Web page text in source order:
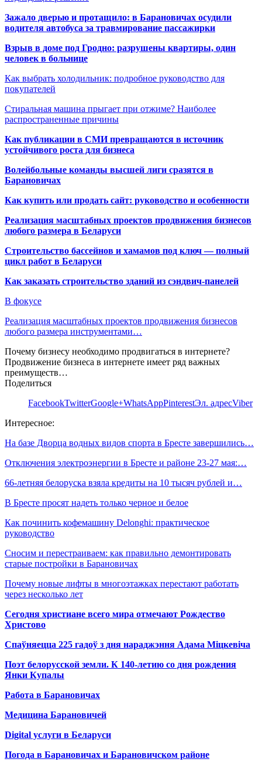
Зажало дверью и протащило: в Барановичах осудили
водителя автобуса за травмирование пассажирки
Взрыв в доме под Гродно: разрушены квартиры, один
человек в больнице
Как выбрать холодильник: подробное руководство для
покупателей
Стиральная машина прыгает при отжиме? Наиболее
распространенные причины
Как публикации в СМИ превращаются в источник
устойчивого роста для бизнеса
Волейбольные команды высшей лиги сразятся в
Барановичах
Как купить или продать сайт: руководство и особенности
Реализация масштабных проектов продвижения бизнесов
любого размера в Беларуси
Строительство бассейнов и хамамов под ключ — полный
цикл работ в Беларуси
Как заказать строительство зданий из сэндвич-панелей
В фокусе
Реализация масштабных проектов продвижения бизнесов
любого размера инструментами…
Почему бизнесу необходимо продвигаться в интернете?
Продвижение бизнеса в интернете имеет ряд важных
преимуществ…
Поделиться
FacebookTwitterGoogle+WhatsAppPinterestЭл. адресViber
Интересное:
На базе Дворца водных видов спорта в Бресте завершились…
Отключения электроэнергии в Бресте и районе 23-27 мая:…
66-летняя белоруска взяла кредиты на 10 тысяч рублей и…
В Бресте просят надеть только черное и белое
Как починить кофемашину Delonghi: практическое
руководство
Сносим и перестраиваем: как правильно демонтировать
старые постройки в Барановичах
Почему новые лифты в многоэтажках перестают работать
через несколько лет
Сегодня христиане всего мира отмечают Рождество
Христово
Спаўняецца 225 гадоў з дня нараджэння Адама Міцкевіча
Поэт белорусской земли. К 140-летию со дня рождения
Янки Купалы
Работа в Барановичах
Медицина Барановичей
Digital услуги в Беларуси
Погода в Барановичах и Барановичском районе